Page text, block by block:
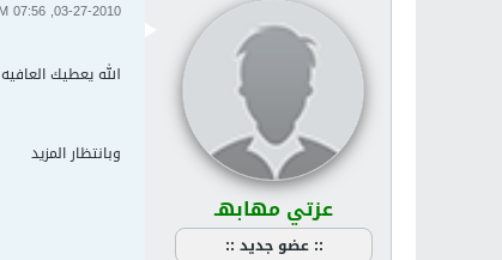
عزتي مهابهـ
:: عضو جديد ::
03-27-2010, 07:56 PM
الله يعطيك العافيه
وبانتظار المزيد